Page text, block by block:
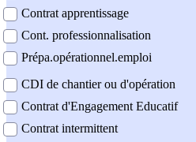
Contrat apprentissage
Cont. professionnalisation
Prépa.opérationnel.emploi
CDI de chantier ou d'opération
Contrat d'Engagement Educatif
Contrat intermittent